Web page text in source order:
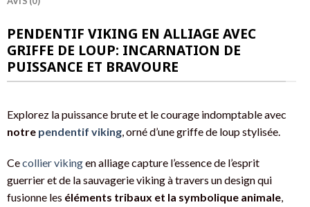
PENDENTIF VIKING EN ALLIAGE AVEC
GRIFFE DE LOUP: INCARNATION DE
PUISSANCE ET BRAVOURE
Explorez la puissance brute et le courage indomptable avec
notre pendentif viking, orné d’une griffe de loup stylisée.
Cecollier vikingen alliage capture l’essence de l’esprit
guerrier et de la sauvagerie viking à travers un design qui
fusionne les éléments tribaux et la symbolique animale,